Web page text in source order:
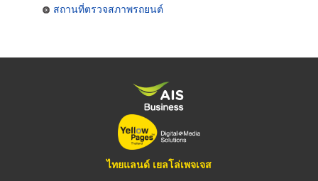
สถานที่ตรวจสภาพรถยนต์
ไทยแลนด์ เยลโล่เพจเจส